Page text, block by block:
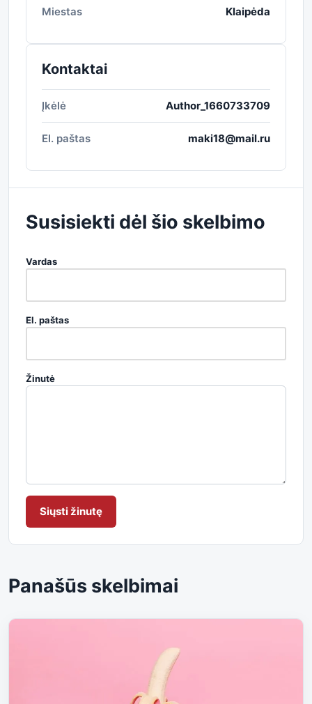
Miestas Klaipėda
Kontaktai
Įkėlė Author_1660733709
El. paštas maki18@mail.ru
Susisiekti dėl šio skelbimo
Vardas
El. paštas
Žinutė
Siųsti žinutę
Panašūs skelbimai